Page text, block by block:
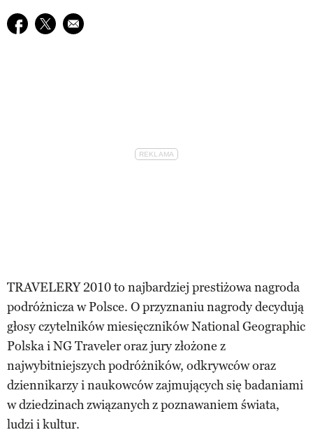
Udostępnij na facebook
Udostępnij na twitter
E-mail do przyjaciela
TRAVELERY 2010 to najbardziej prestiżowa nagroda
podróżnicza w Polsce. O przyznaniu nagrody decydują
głosy czytelników miesięczników National Geographic
Polska i NG Traveler oraz jury złożone z
najwybitniejszych podróżników, odkrywców oraz
dziennikarzy i naukowców zajmujących się badaniami
w dziedzinach związanych z poznawaniem świata,
ludzi i kultur.